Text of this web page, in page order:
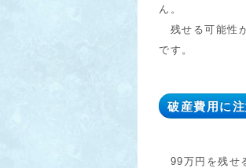
ん。
残せる可能性
です。
破産費用に
99万円を残せ